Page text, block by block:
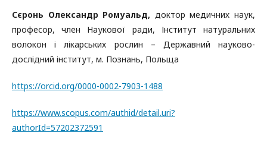
Сєронь Олександр Ромуальд, доктор медичних наук,
професор, член Наукової ради, Інститут натуральних
волокон і лікарських рослин – Державний науково-
дослідний інститут, м. Познань, Польща
https://orcid.org/0000-0002-7903-1488
https://www.scopus.com/authid/detail.uri?
authorId=57202372591